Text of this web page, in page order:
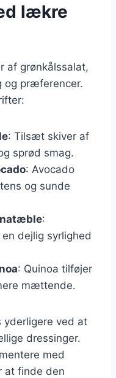
lækre
af grønkålssalat,
og præferencer.
: Tilsæt skiver af
sprød smag.
: Avocado
og sunde
:
dejlig syrlighed
: Quinoa tilføjer
mættende.
yderligere ved at
dressinger.
med
at finde den